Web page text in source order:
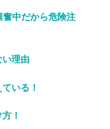
奮中だから危険注
い理由
いる！
！